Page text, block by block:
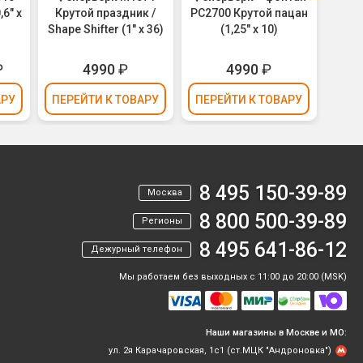
х
Крутой праздник /
Shape Shifter (1" х 36)
4990₽
ПЕРЕЙТИ К ТОВАРУ
РС2700 Крутой пацан
(1,25" х 10)
4990₽
ПЕРЕЙТИ К ТОВАРУ
Москва 8 495 150-39-89
Регионы 8 800 500-39-89
Дежурный телефон 8 495 641-86-12
Мы работаем без выходных с 11:00 до 20:00 (MSK)
Наши магазины в Москве и МО:
ул. 2я Карачаровская, 1с1 (ст.МЦК "Андроновка")